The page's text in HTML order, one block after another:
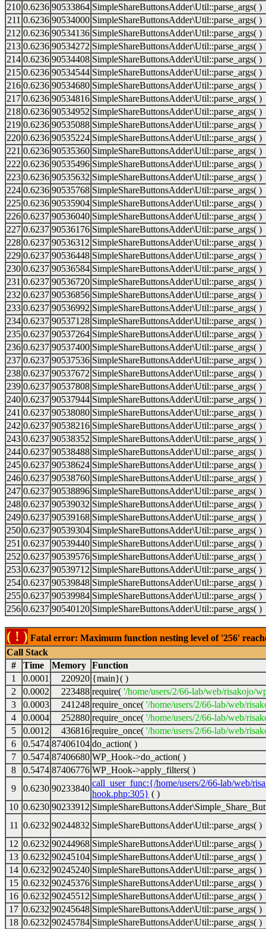
210 0.6236 90533864 SimpleShareButtonsAdder\Util::parse_args( )
211 0.6236 90534000 SimpleShareButtonsAdder\Util::parse_args( )
212 0.6236 90534136 SimpleShareButtonsAdder\Util::parse_args( )
213 0.6236 90534272 SimpleShareButtonsAdder\Util::parse_args( )
214 0.6236 90534408 SimpleShareButtonsAdder\Util::parse_args( )
215 0.6236 90534544 SimpleShareButtonsAdder\Util::parse_args( )
216 0.6236 90534680 SimpleShareButtonsAdder\Util::parse_args( )
217 0.6236 90534816 SimpleShareButtonsAdder\Util::parse_args( )
218 0.6236 90534952 SimpleShareButtonsAdder\Util::parse_args( )
219 0.6236 90535088 SimpleShareButtonsAdder\Util::parse_args( )
220 0.6236 90535224 SimpleShareButtonsAdder\Util::parse_args( )
221 0.6236 90535360 SimpleShareButtonsAdder\Util::parse_args( )
222 0.6236 90535496 SimpleShareButtonsAdder\Util::parse_args( )
223 0.6236 90535632 SimpleShareButtonsAdder\Util::parse_args( )
224 0.6236 90535768 SimpleShareButtonsAdder\Util::parse_args( )
225 0.6236 90535904 SimpleShareButtonsAdder\Util::parse_args( )
226 0.6237 90536040 SimpleShareButtonsAdder\Util::parse_args( )
227 0.6237 90536176 SimpleShareButtonsAdder\Util::parse_args( )
228 0.6237 90536312 SimpleShareButtonsAdder\Util::parse_args( )
229 0.6237 90536448 SimpleShareButtonsAdder\Util::parse_args( )
230 0.6237 90536584 SimpleShareButtonsAdder\Util::parse_args( )
231 0.6237 90536720 SimpleShareButtonsAdder\Util::parse_args( )
232 0.6237 90536856 SimpleShareButtonsAdder\Util::parse_args( )
233 0.6237 90536992 SimpleShareButtonsAdder\Util::parse_args( )
234 0.6237 90537128 SimpleShareButtonsAdder\Util::parse_args( )
235 0.6237 90537264 SimpleShareButtonsAdder\Util::parse_args( )
236 0.6237 90537400 SimpleShareButtonsAdder\Util::parse_args( )
237 0.6237 90537536 SimpleShareButtonsAdder\Util::parse_args( )
238 0.6237 90537672 SimpleShareButtonsAdder\Util::parse_args( )
239 0.6237 90537808 SimpleShareButtonsAdder\Util::parse_args( )
240 0.6237 90537944 SimpleShareButtonsAdder\Util::parse_args( )
241 0.6237 90538080 SimpleShareButtonsAdder\Util::parse_args( )
242 0.6237 90538216 SimpleShareButtonsAdder\Util::parse_args( )
243 0.6237 90538352 SimpleShareButtonsAdder\Util::parse_args( )
244 0.6237 90538488 SimpleShareButtonsAdder\Util::parse_args( )
245 0.6237 90538624 SimpleShareButtonsAdder\Util::parse_args( )
246 0.6237 90538760 SimpleShareButtonsAdder\Util::parse_args( )
247 0.6237 90538896 SimpleShareButtonsAdder\Util::parse_args( )
248 0.6237 90539032 SimpleShareButtonsAdder\Util::parse_args( )
249 0.6237 90539168 SimpleShareButtonsAdder\Util::parse_args( )
250 0.6237 90539304 SimpleShareButtonsAdder\Util::parse_args( )
251 0.6237 90539440 SimpleShareButtonsAdder\Util::parse_args( )
252 0.6237 90539576 SimpleShareButtonsAdder\Util::parse_args( )
253 0.6237 90539712 SimpleShareButtonsAdder\Util::parse_args( )
254 0.6237 90539848 SimpleShareButtonsAdder\Util::parse_args( )
255 0.6237 90539984 SimpleShareButtonsAdder\Util::parse_args( )
256 0.6237 90540120 SimpleShareButtonsAdder\Util::parse_args( )
( ! ) Fatal error: Maximum function nesting level of '256'
Call Stack
#
Time Memory Function
1
0.0001 220920 {main}( )
2
0.0002 223488 require( '/home/users/2/66-lab/web/risakojo/
3
0.0003 241248 require_once( '/home/users/2/66-lab/web/
4
0.0004 252880 require_once( '/home/users/2/66-lab/web/
5
0.0012 436816 require_once( '/home/users/2/66-lab/web/
6
0.5474 87406104 do_action( )
7
0.5474 87406680 WP_Hook->do_action( )
8
0.5474 87406776 WP_Hook->apply_filters( )
9
0.6230 90233840
call_user_func:{/home/users/2/66-lab/web/
hook.php:305} ( )
10 0.6230 90233912
11
0.6232 90244832 SimpleShareButtonsAdder\Util::parse_args( )
12 0.6232 90244968 SimpleShareButtonsAdder\Util::parse_args( )
13 0.6232 90245104 SimpleShareButtonsAdder\Util::parse_args( )
14 0.6232 90245240 SimpleShareButtonsAdder\Util::parse_args( )
15 0.6232 90245376 SimpleShareButtonsAdder\Util::parse_args( )
16 0.6232 90245512 SimpleShareButtonsAdder\Util::parse_args( )
17 0.6232 90245648 SimpleShareButtonsAdder\Util::parse_args( )
18 0.6232 90245784 SimpleShareButtonsAdder\Util::parse_args( )